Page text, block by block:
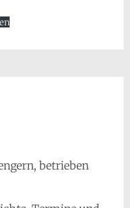
betrieben